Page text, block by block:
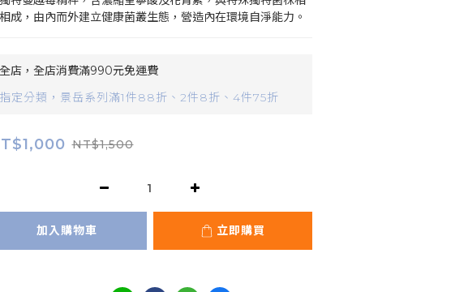
成，由內而外建立健康菌叢生態，營造內在環境自淨能力。
全店，全店消費滿990元免運費
指定分類，景岳系列滿1件88折、2件8折、4件75折
NT$1,500
加入購物車 立即購買